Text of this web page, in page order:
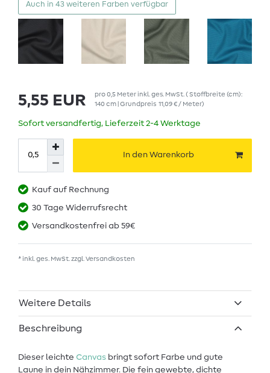
Auch in 43 weiteren Farben verfügbar
5,55 EUR pro0,5 Meterinkl. ges. MwSt. ( Stoffbreite (cm):
140 cm | Grundpreis 11,09 € / Meter)
Sofort versandfertig, Lieferzeit 2-4 Werktage
In den Warenkorb
Kauf auf Rechnung
30 Tage Widerrufsrecht
Versandkostenfrei ab 59€
* inkl. ges. MwSt. zzgl. Versandkosten
Weitere Details
Beschreibung
Dieser leichte Canvas bringt sofort Farbe und gute
Laune in dein Nähzimmer. Die fein gewebte, dichte